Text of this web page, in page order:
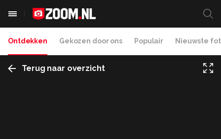
Ontdekken Gekozen door ons Populair Nieuwste
Terug naar overzicht